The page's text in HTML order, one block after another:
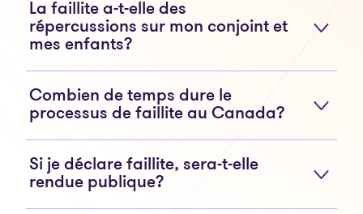
La faillite a-t-elle des
répercussions sur mon conjoint et
mes enfants?
Combien de temps dure le
processus de faillite au Canada?
Si je déclare faillite, sera-t-elle
rendue publique?